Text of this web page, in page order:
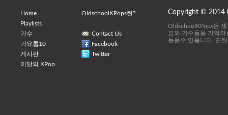
Home
Playlists
가수
가요톱10
게시판
이달의 KPop
OldschoolKPops란?
Contact Us
Facebook
Twitter
Copyright © 2014
OldschoolKPops은
요와 가수들을 기억
들을수 있음니다. 관